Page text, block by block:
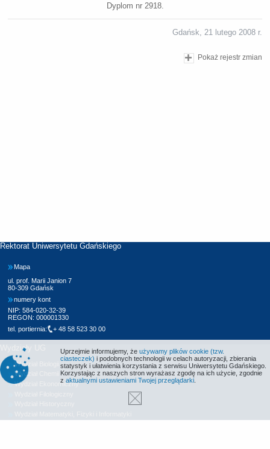
Dyplom nr 2918.
Gdańsk, 21 lutego 2008 r.
Pokaż rejestr zmian
Rektorat Uniwersytetu Gdańskiego
Mapa
ul. prof. Marii Janion 7
80-309 Gdańsk
numery kont
NIP: 584-020-32-39
REGON: 000001330
tel. portiernia:
+ 48 58 523 30 00
Wydziały UG
Wydział Biologii
Wydział Chemii
Wydział Ekonomiczny
Uprzejmie informujemy, że używamy plików cookie (tzw.
ciasteczek) i podobnych technologii w celach autoryzacji, zbierania
statystyk i ułatwienia korzystania z serwisu Uniwersytetu Gdańskiego.
Korzystając z naszych stron wyrażasz zgodę na ich użycie, zgodnie
z aktualnymi ustawieniami Twojej przeglądarki